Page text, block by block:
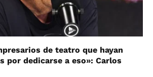
de teatro que hayan
por dedicarse a eso»: Carlos